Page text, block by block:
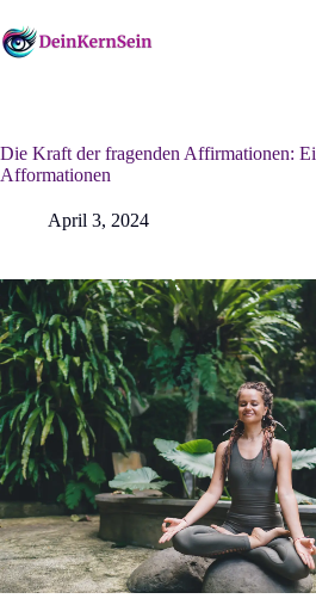
Inhalt
springen
Die Kraft der fragenden Affirmationen:
Afformationen
April 3, 2024